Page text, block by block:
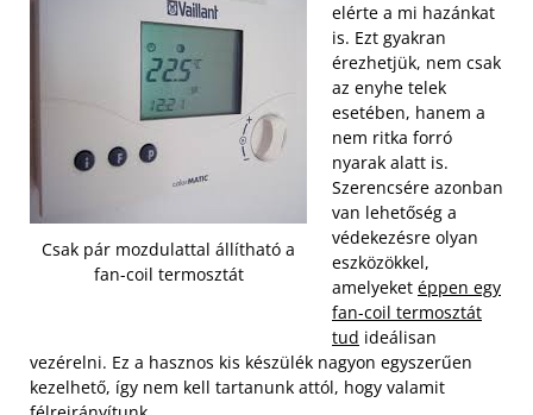
Csak pár mozdulattal állítható a
fan-coil termosztát
elérte a mi hazánkat
is. Ezt gyakran
érezhetjük, nem csak
az enyhe telek
esetében, hanem a
nem ritka forró
nyarak alatt is.
Szerencsére azonban
van lehetőség a
védekezésre olyan
eszközökkel,
amelyeket éppen egy
fan-coil termosztát
tud ideálisan
vezérelni. Ez a hasznos kis készülék nagyon egyszerűen
kezelhető, így nem kell tartanunk attól, hogy valamit